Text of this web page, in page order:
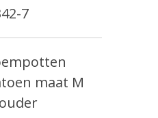
7
maat M